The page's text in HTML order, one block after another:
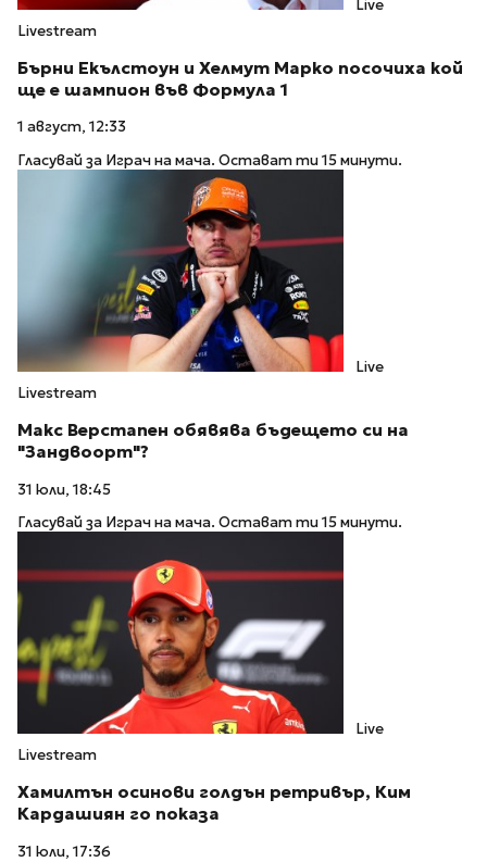
Live
Livestream
Бърни Екълстоун и Хелмут Марко посочиха кой
ще е шампион във Формула 1
1 август, 12:33
Гласувай за Играч на мача. Остават ти 15 минути.
Live
Livestream
Макс Верстапен обявява бъдещето си на
"Зандвоорт"?
31 юли, 18:45
Гласувай за Играч на мача. Остават ти 15 минути.
Live
Livestream
Хамилтън осинови голдън ретривър, Ким
Кардашиян го показа
31 юли, 17:36